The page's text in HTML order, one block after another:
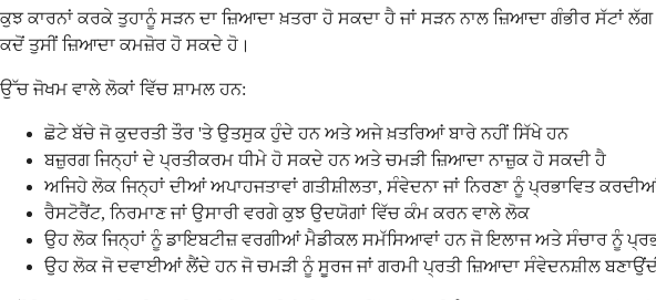
ਕੁਝ ਕਾਰਨਾਂ ਕਰਕੇ ਤੁਹਾਨੂੰ ਸੜਨ ਦਾ ਜ਼ਿਆਦਾ ਖ਼ਤਰਾ ਹੋ ਸਕਦਾ ਹੈ ਜਾਂ ਸੜਨ ਨਾਲ ਜ਼ਿਆਦਾ ਗੰਭੀਰ ਸੱਟਾਂ
ਕਦੋਂ ਤੁਸੀਂ ਜ਼ਿਆਦਾ ਕਮਜ਼ੋਰ ਹੋ ਸਕਦੇ ਹੋ।
ਉੱਚ ਜੋਖਮ ਵਾਲੇ ਲੋਕਾਂ ਵਿੱਚ ਸ਼ਾਮਲ ਹਨ:
ਛੋਟੇ ਬੱਚੇ ਜੋ ਕੁਦਰਤੀ ਤੌਰ 'ਤੇ ਉਤਸੁਕ ਹੁੰਦੇ ਹਨ ਅਤੇ ਅਜੇ ਖ਼ਤਰਿਆਂ ਬਾਰੇ ਨਹੀਂ ਸਿੱਖੇ ਹਨ
ਬਜ਼ੁਰਗ ਜਿਨ੍ਹਾਂ ਦੇ ਪ੍ਰਤੀਕਰਮ ਧੀਮੇ ਹੋ ਸਕਦੇ ਹਨ ਅਤੇ ਚਮੜੀ ਜ਼ਿਆਦਾ ਨਾਜ਼ੁਕ ਹੋ ਸਕਦੀ ਹੈ
ਅਜਿਹੇ ਲੋਕ ਜਿਨ੍ਹਾਂ ਦੀਆਂ ਅਪਾਹਜਤਾਵਾਂ ਗਤੀਸ਼ੀਲਤਾ, ਸੰਵੇਦਨਾ ਜਾਂ ਨਿਰਣਾ ਨੂੰ ਪ੍ਰਭਾਵਿਤ
ਰੈਸਟੋਰੈਂਟ, ਨਿਰਮਾਣ ਜਾਂ ਉਸਾਰੀ ਵਰਗੇ ਕੁਝ ਉਦਯੋਗਾਂ ਵਿੱਚ ਕੰਮ ਕਰਨ ਵਾਲੇ ਲੋਕ
ਉਹ ਲੋਕ ਜਿਨ੍ਹਾਂ ਨੂੰ ਡਾਇਬਟੀਜ਼ ਵਰਗੀਆਂ ਮੈਡੀਕਲ ਸਮੱਸਿਆਵਾਂ ਹਨ ਜੋ ਇਲਾਜ ਅਤੇ ਸੰਚਾਰ ਨੂੰ
ਉਹ ਲੋਕ ਜੋ ਦਵਾਈਆਂ ਲੈਂਦੇ ਹਨ ਜੋ ਚਮੜੀ ਨੂੰ ਸੂਰਜ ਜਾਂ ਗਰਮੀ ਪ੍ਰਤੀ ਜ਼ਿਆਦਾ ਸੰਵੇਦਨਸ਼ੀਲ